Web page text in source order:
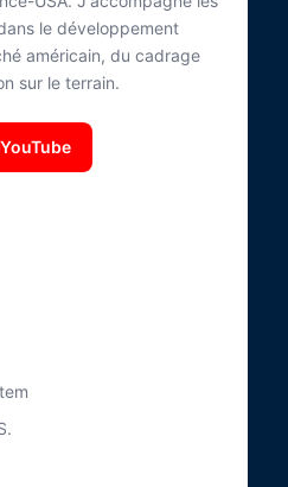
le développement
américain, du cadrage
sur le terrain.
YouTube